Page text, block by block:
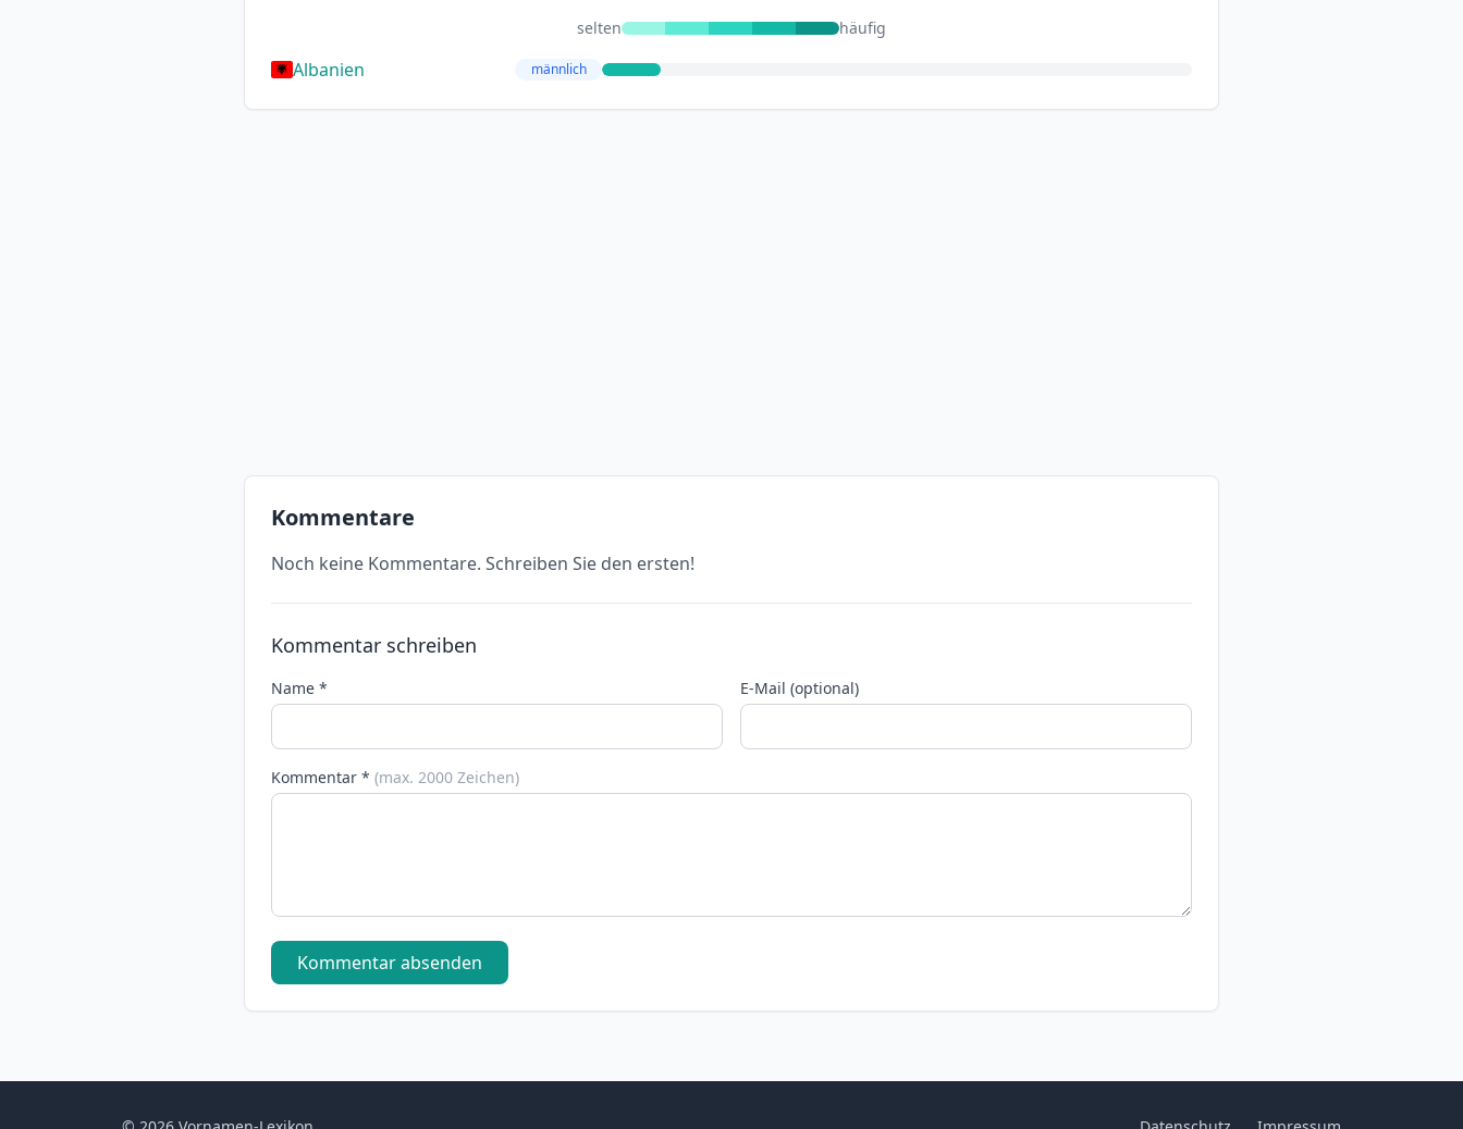
selten häufig
Albanien männlich
Kommentare
Noch keine Kommentare. Schreiben Sie den ersten!
Kommentar schreiben
Name * E-Mail (optional)
Kommentar * (max. 2000 Zeichen)
Kommentar absenden